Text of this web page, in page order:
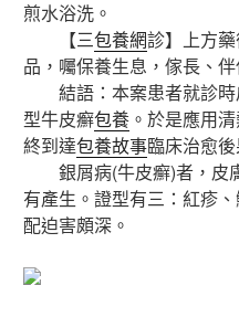
煎水浴洗。
【三包養網診】上方
品，囑保養生息，傢長、
結語：本案患者就診時
型牛皮癬包養 。於是應用
終到達包養故事臨床治愈後
銀屑病(牛皮癬)者，皮
有產生。證型有三：紅疹
配迫害頗深。